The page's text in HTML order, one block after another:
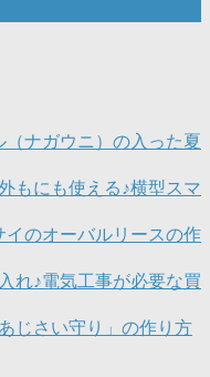
ナガウニ）の入った夏
もにも使える♪横型スマ
イのオーバルリースの作
れ♪電気工事が必要な買
じさい守り」の作り方